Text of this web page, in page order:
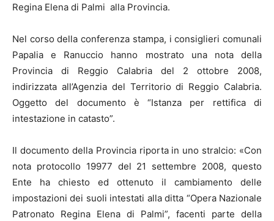
Regina Elena di Palmi alla Provincia.
Nel corso della conferenza stampa, i consiglieri comunali
Papalia e Ranuccio hanno mostrato una nota della
Provincia di Reggio Calabria del 2 ottobre 2008,
indirizzata all’Agenzia del Territorio di Reggio Calabria.
Oggetto del documento è “Istanza per rettifica di
intestazione in catasto”.
Il documento della Provincia riporta in uno stralcio: «Con
nota protocollo 19977 del 21 settembre 2008, questo
Ente ha chiesto ed ottenuto il cambiamento delle
impostazioni dei suoli intestati alla ditta “Opera Nazionale
Patronato Regina Elena di Palmi”, facenti parte della